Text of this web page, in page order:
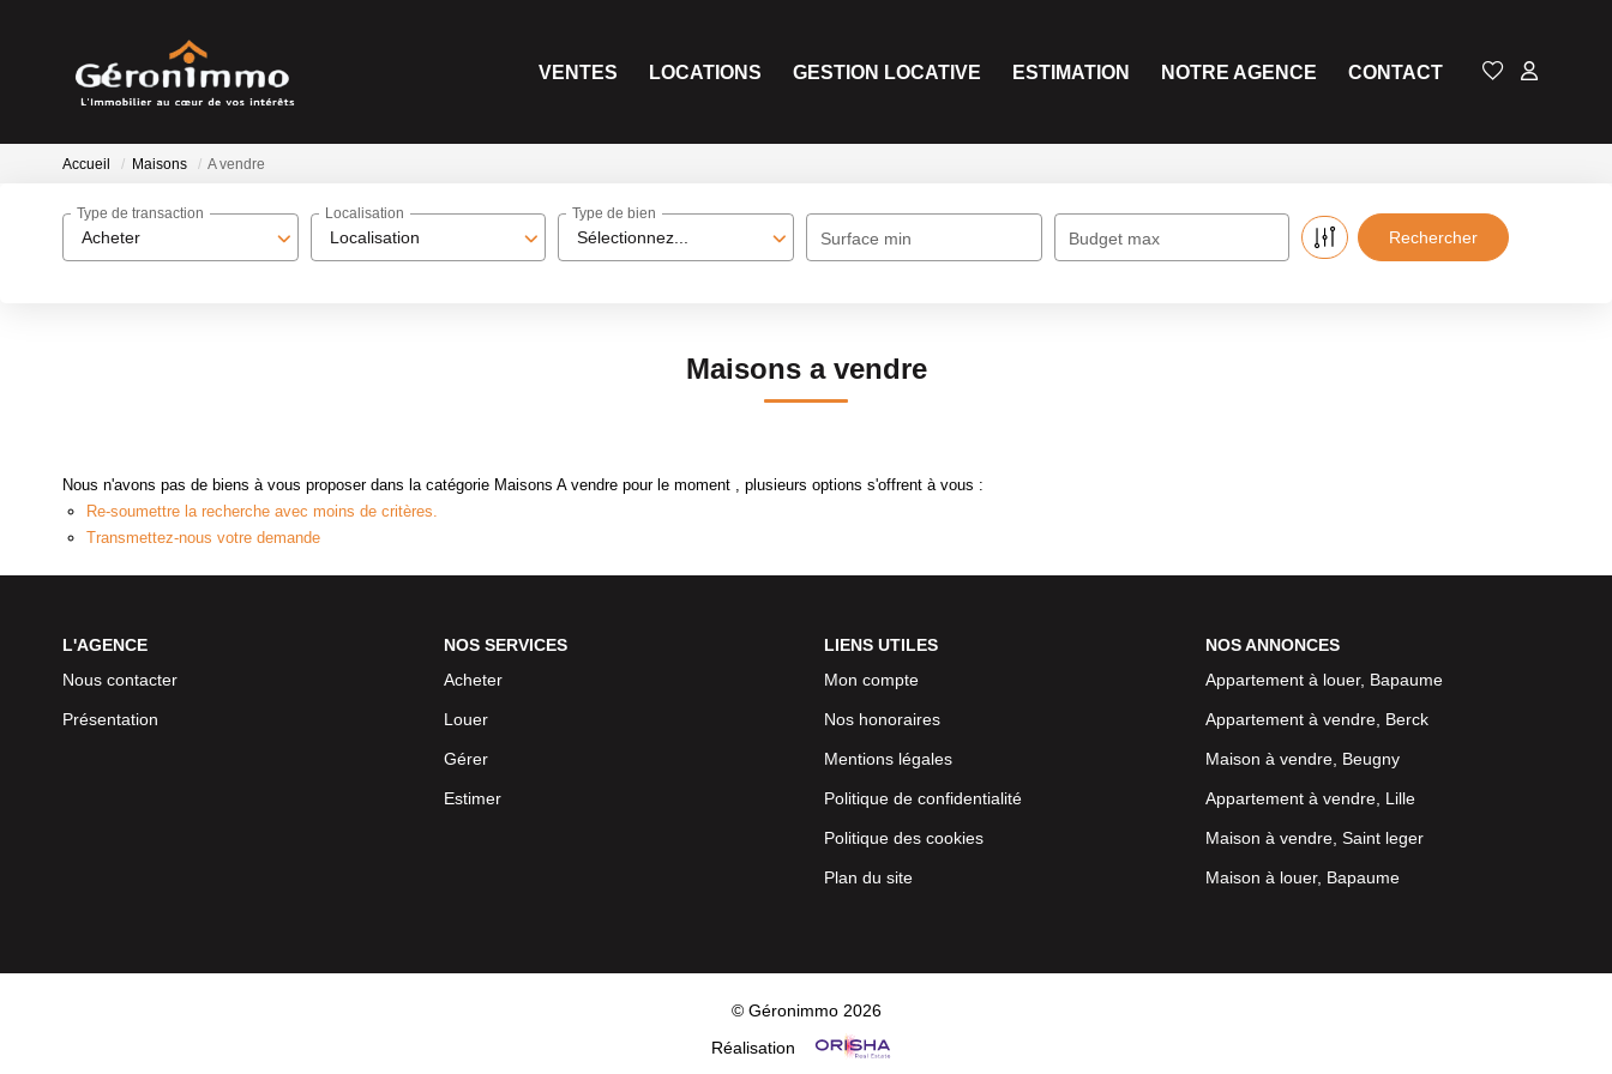
VENTES LOCATIONS GESTION LOCATIVE ESTIMATION NOTRE AGENCE CONTACT
Accueil Maisons A vendre
Acheter
Type de transaction
Localisation
Localisation
Sélectionnez...
Type de bien
Surface min Budget max
Maisons a vendre
Nous n'avons pas de biens à vous proposer dans la catégorie Maisons A vendre pour le moment , plusieurs options s'offrent à vous :
Re-soumettre la recherche avec moins de critères.
Transmettez-nous votre demande
L'AGENCE
Nous contacter
Présentation
NOS SERVICES
Acheter
Louer
Gérer
Estimer
LIENS UTILES
Mon compte
Nos honoraires
Mentions légales
Politique de confidentialité
Politique des cookies
Plan du site
NOS ANNONCES
Appartement à louer, Bapaume
Appartement à vendre, Berck
Maison à vendre, Beugny
Appartement à vendre, Lille
Maison à vendre, Saint leger
Maison à louer, Bapaume
© Géronimmo 2026
Réalisation